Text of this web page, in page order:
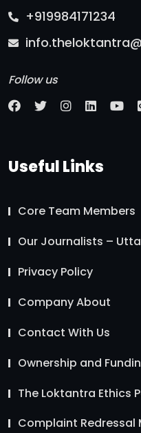
+919984171234
Follow us
Useful Links
Core Team Members
Our Journalists –
Privacy Policy
Company About
Contact With Us
Ownership and
The Loktantra Ethics
Complaint Redressal